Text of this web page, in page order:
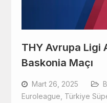
THY Avrupa Ligi
Baskonia Maçı
Mart 26, 2025
Euroleague Türkiye